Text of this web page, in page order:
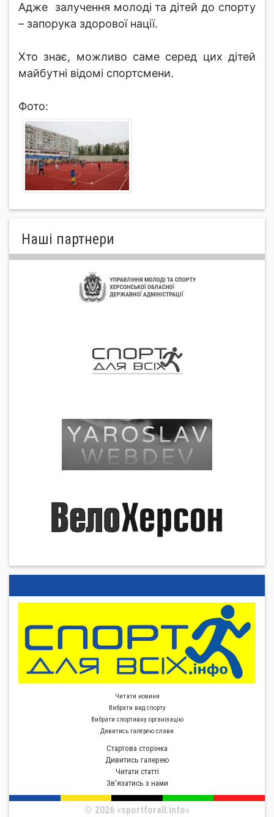
Адже залучення молоді та дітей до спорту
– запорука здорової нації.
Хто знає, можливо саме серед цих дітей
майбутні відомі спортсмени.
Фото:
Нашi партнери
Читати новини
Вибрати вид спорту
Вибрати спортивну органiзацiю
Дивитись галерею слави
Стартова сторiнка
Дивитись галерею
Читати статті
Зв'язатись з нами
© 2026 «sportforall.info»